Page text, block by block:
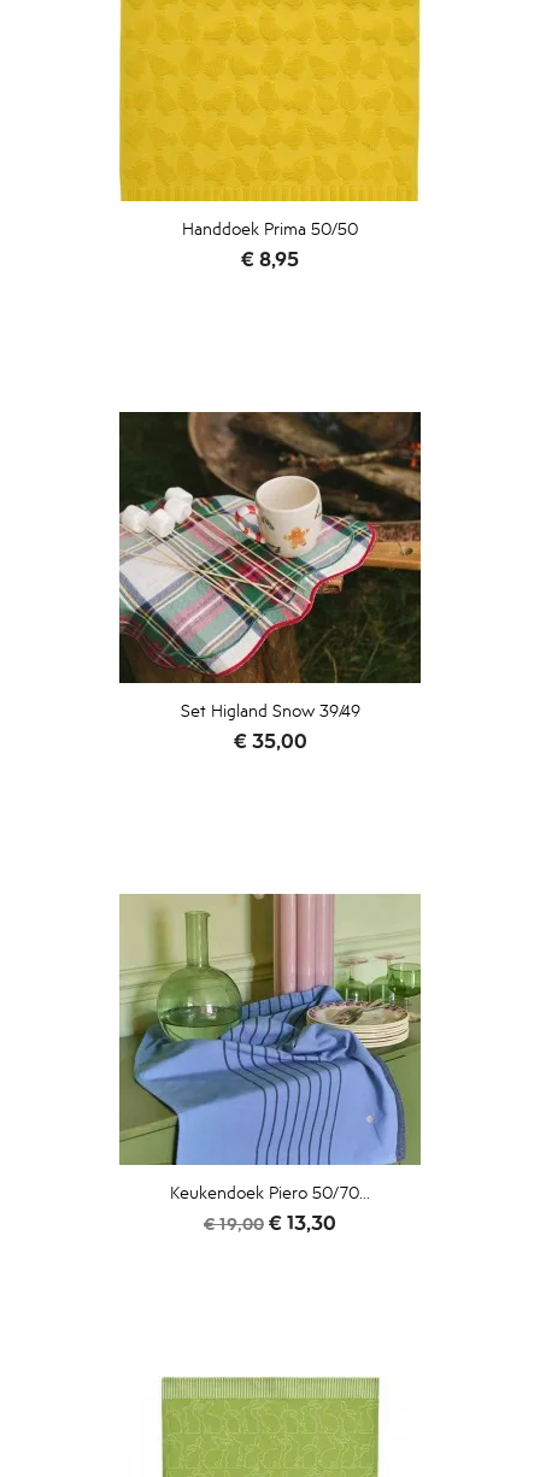
Handdoek Prima 50/50
Prijs
€ 8,95
Set Higland Snow 39/49
Prijs
€ 35,00
Keukendoek Piero 50/70...
Normale
€ 19,00 Prijs
€ 13,30